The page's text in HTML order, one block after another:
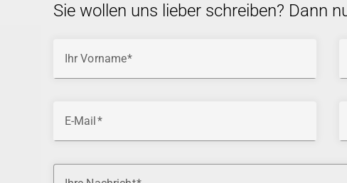
Sie wollen uns lieber schreiben? Dann
Ihr Vorname
E-Mail